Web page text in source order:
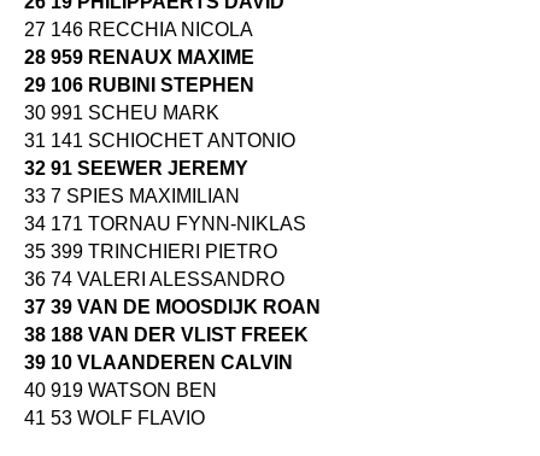
27 146 RECCHIA NICOLA
28 959 RENAUX MAXIME
29 106 RUBINI STEPHEN
30 991 SCHEU MARK
31 141 SCHIOCHET ANTONIO
32 91 SEEWER JEREMY
33 7 SPIES MAXIMILIAN
34 171 TORNAU FYNN-NIKLAS
35 399 TRINCHIERI PIETRO
36 74 VALERI ALESSANDRO
37 39 VAN DE MOOSDIJK ROAN
38 188 VAN DER VLIST FREEK
39 10 VLAANDEREN CALVIN
40 919 WATSON BEN
41 53 WOLF FLAVIO